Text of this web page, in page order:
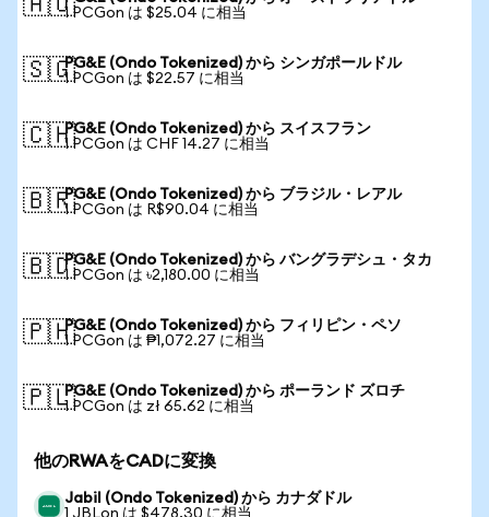
🇦🇺1 PCGon は $25.04 に相当
🇸🇬PG&E (Ondo Tokenized) から シンガポールドル
1 PCGon は $22.57 に相当
🇨🇭PG&E (Ondo Tokenized) から スイスフラン
1 PCGon は CHF 14.27 に相当
🇧🇷PG&E (Ondo Tokenized) から ブラジル・レアル
1 PCGon は R$90.04 に相当
🇧🇩PG&E (Ondo Tokenized) から バングラデシュ・タカ
1 PCGon は ৳2,180.00 に相当
🇵🇭PG&E (Ondo Tokenized) から フィリピン・ペソ
1 PCGon は ₱1,072.27 に相当
🇵🇱PG&E (Ondo Tokenized) から ポーランド ズロチ
1 PCGon は zł 65.62 に相当
他のRWAをCADに変換
Jabil (Ondo Tokenized) から カナダドル
1 JBLon は $478.30 に相当